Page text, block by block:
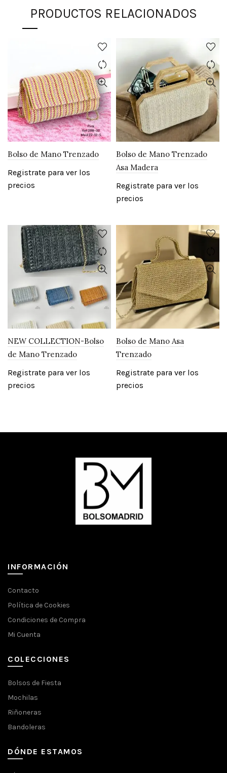
PRODUCTOS RELACIONADOS
Bolso de Mano Trenzado
Registrate para ver los
precios
Bolso de Mano Trenzado
Asa Madera
Registrate para ver los
precios
NEW COLLECTION-Bolso
de Mano Trenzado
Registrate para ver los
precios
Bolso de Mano Asa
Trenzado
Registrate para ver los
precios
INFORMACIÓN
Contacto
Política de Cookies
Condiciones de Compra
Mi Cuenta
COLECCIONES
Bolsos de Fiesta
Mochilas
Riñoneras
Bandoleras
DÓNDE ESTAMOS